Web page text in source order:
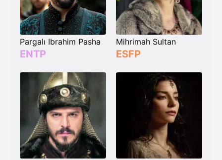
Pargalı Ibrahim Pasha
ENTP
Mihrimah Sultan
ESFP